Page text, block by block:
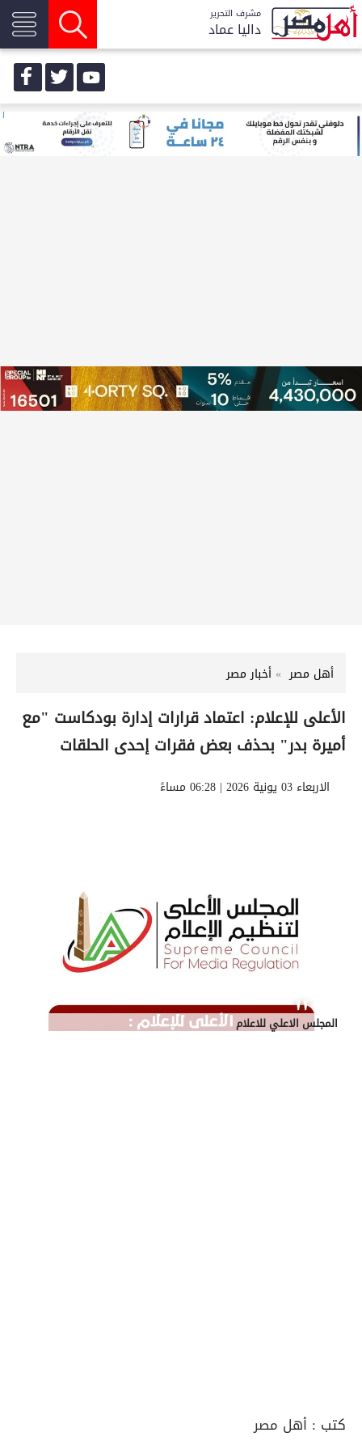
مشرف التحرير
داليا عماد
أهل مصر أخبار مصر
الأعلى للإعلام: اعتماد قرارات إدارة بودكاست "مع
أميرة بدر" بحذف بعض فقرات إحدى الحلقات
الاربعاء 03 يونية 2026 | 06:28 مساءً
المجلس الاعلي للاعلام
كتب : أهل مصر